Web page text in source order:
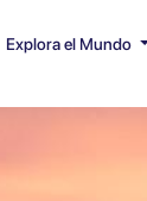
Explora el Mundo